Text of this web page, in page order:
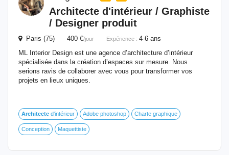
Architecte d'intérieur / Graphiste
/ Designer produit
Paris (75) 400 €/jour Expérience : 4-6 ans
ML Interior Design est une agence d’architecture d’intérieur
spécialisée dans la création d’espaces sur mesure. Nous
serions ravis de collaborer avec vous pour transformer vos
projets en lieux uniques.
Architecte d'intérieur Adobe photoshop Charte graphique
Conception Maquettiste